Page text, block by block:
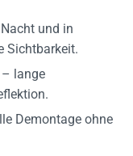
und in
Sichtbarkeit.
– lange
Demontage ohne